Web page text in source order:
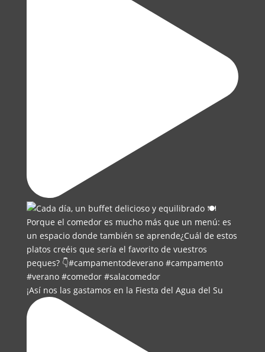
¡Así nos las gastamos en la Fiesta del Agua del Su